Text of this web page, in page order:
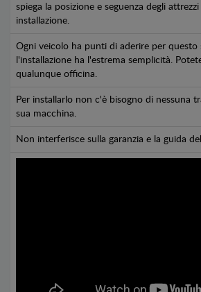
spiega la posizione e seguenza degli
installazione.
Ogni veicolo ha punti di aderire per questo
l'installazione ha l'estrema semplicità.
qualunque officina.
Per installarlo non c'è bisogno di nessuna
sua macchina.
Non interferisce sulla garanzia e la guida